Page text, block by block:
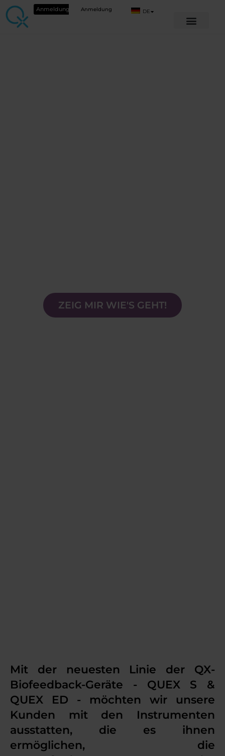
Anmeldung Anmeldung DE
ZEIG MIR WIE'S GEHT!
Mit der neuesten Linie der QX-
Biofeedback-Geräte - QUEX S &
QUEX ED - möchten wir unsere
Kunden mit den Instrumenten
ausstatten, die es ihnen
ermöglichen, die